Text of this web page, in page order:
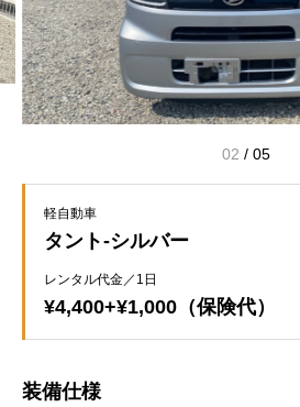
02 / 05
軽自動車
タント-シルバー
レンタル代金／1日
¥4,400+¥1,000（保険代）
装備仕様